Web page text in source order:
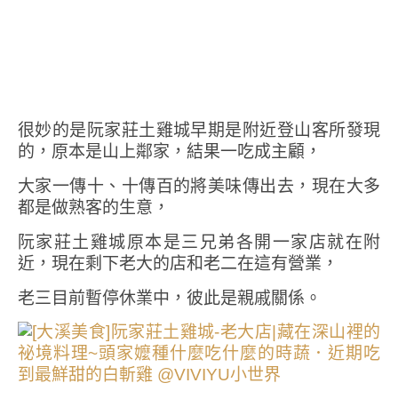
很妙的是阮家莊土雞城早期是附近登山客所發現
的，原本是山上鄰家，結果一吃成主顧，
大家一傳十、十傳百的將美味傳出去，現在大多
都是做熟客的生意，
阮家莊土雞城原本是三兄弟各開一家店就在附
近，現在剩下老大的店和老二在這有營業，
老三目前暫停休業中，彼此是親戚關係。